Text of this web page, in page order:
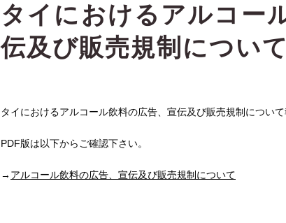
タイにおけるアルコー
伝及び販売規制について
タイにおけるアルコール飲料の広告、宣伝及び販売規制について
PDF版は以下からご確認下さい。
→ アルコール飲料の広告、宣伝及び販売規制について